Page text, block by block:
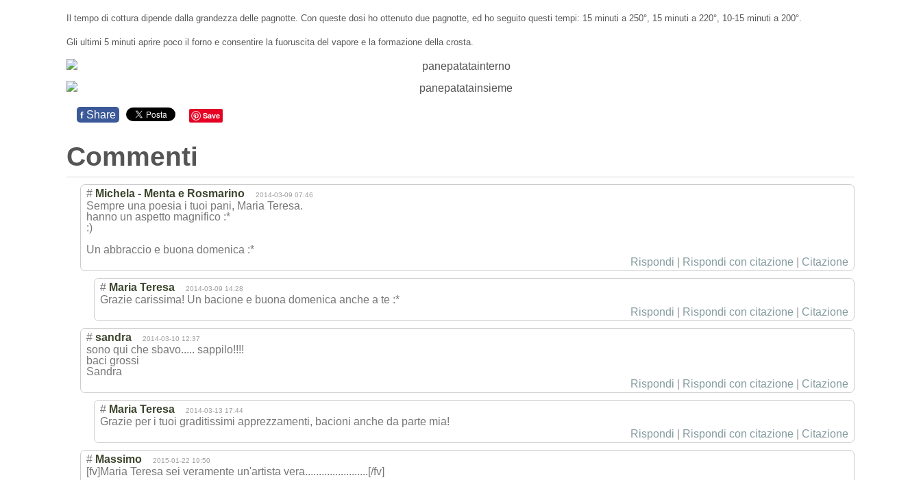
Il tempo di cottura dipende dalla grandezza delle pagnotte. Con queste dosi ho ottenuto due pagnotte, ed ho seguito questi tempi: 15 minuti a 250°, 15 minuti a 220°, 10-15 minuti a 200°.
Gli ultimi 5 minuti aprire poco il forno e consentire la fuoruscita del vapore e la formazione della crosta.
f Share Save
Commenti
# Michela - Menta e Rosmarino 2014-03-09 07:46
Sempre una poesia i tuoi pani, Maria Teresa.
hanno un aspetto magnifico :*
:)
Un abbraccio e buona domenica :*
Rispondi
Rispondi con citazione Citazione
# Maria Teresa 2014-03-09 14:28
Grazie carissima! Un bacione e buona domenica anche a te :*
Rispondi
Rispondi con citazione Citazione
# sandra 2014-03-10 12:37
sono qui che sbavo..... sappilo!!!!
baci grossi
Sandra
Rispondi
Rispondi con citazione Citazione
# Maria Teresa 2014-03-13 17:44
Grazie per i tuoi graditissimi apprezzamenti, bacioni anche da parte mia!
Rispondi
Rispondi con citazione Citazione
# Massimo 2015-01-22 19:50
[fv]Maria Teresa sei veramente un'artista vera.......................[/fv]